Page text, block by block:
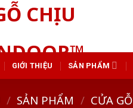
GIỚI THIỆU SẢN PHẨM
/ SẢN PHẨM / CỬA GỖ